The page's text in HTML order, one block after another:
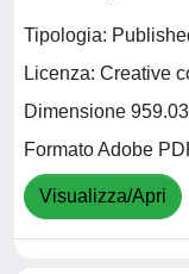
Tipologia:
Licenza: Creative
Dimensione
Formato Adobe
Visualizza/Apri